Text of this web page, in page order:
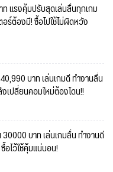
แรงคุ้มปรับสุดเล่นลื่นทุกเกม
ร์ต้องมี! ซื้อไปใช้ไม่ผิดหวัง
บาท เล่นเกมดี ทำงานลื่น
เปลี่ยนคอมใหม่ต้องโดน!!
บาท เล่นเกมลื่น ทำงานดี
อไว้ใช้คุ้มแน่นอน!